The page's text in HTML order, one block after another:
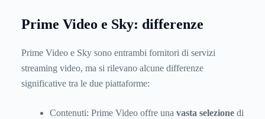
Prime Video e Sky: differenze
Prime Video e Sky sono entrambi fornitori di servizi
streaming video, ma si rilevano alcune differenze
significative tra le due piattaforme:
Contenuti: Prime Video offre una vasta selezione di